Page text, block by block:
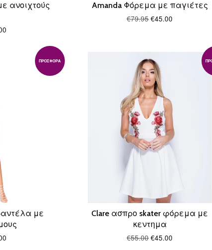
ανοιχτούς
Amanda Φόρεμα με παγιέτες
€79.95€45.00
ΠΡΟΣΦΟΡΆ
με
Clare ασπρο skater φόρεμα με
κεντημα
€55.00€45.00